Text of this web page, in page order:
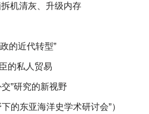
机清灰、升级内存
的近代转型”
的私人贸易
”研究的新视野
的东亚海洋史学术研讨会”）